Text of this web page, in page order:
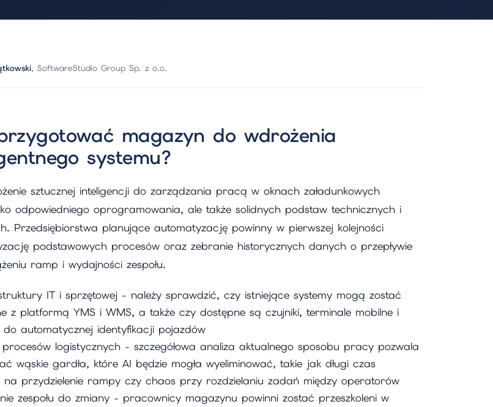
, SoftwareStudio Group Sp. z o.o.
magazyn do wdrożenia
systemu?
sztucznej inteligencji do zarządzania pracą w oknach załadunkowych
odpowiedniego oprogramowania, ale także solidnych podstaw technicznych i
Przedsiębiorstwa planujące automatyzację powinny w pierwszej kolejności
podstawowych procesów oraz zebranie historycznych danych o przepływie
ramp i wydajności zespołu.
IT i sprzętowej - należy sprawdzić, czy istniejące systemy mogą zostać
z platformą YMS i WMS, a także czy dostępne są czujniki, terminale mobilne i
do automatycznej identyfikacji pojazdów
logistycznych - szczegółowa analiza aktualnego sposobu pracy pozwala
wąskie gardła, które AI będzie mogła wyeliminować, takie jak długi czas
na przydzielenie rampy czy chaos przy rozdzielaniu zadań między operatorów
zespołu do zmiany - pracownicy magazynu powinni zostać przeszkoleni w